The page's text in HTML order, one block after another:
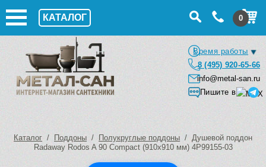
КАТАЛОГ 0
Время работы
8 (495) 920-65-66
info@metal-san.ru
Пишите в
Каталог / Поддоны / Полукруглые поддоны / Душевой поддон
Radaway Rodos A 90 Compact (910х910 мм) 4P99155-03